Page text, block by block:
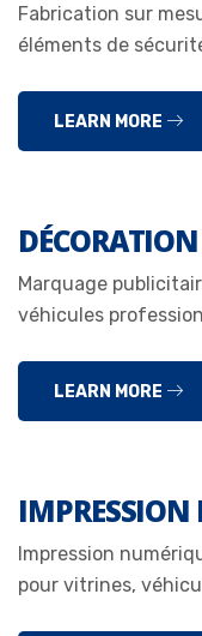
Fabrication sur
éléments de
LEARN MORE
Marquage
véhicules
LEARN MORE
IMPRESSION
Impression
pour vitrines,